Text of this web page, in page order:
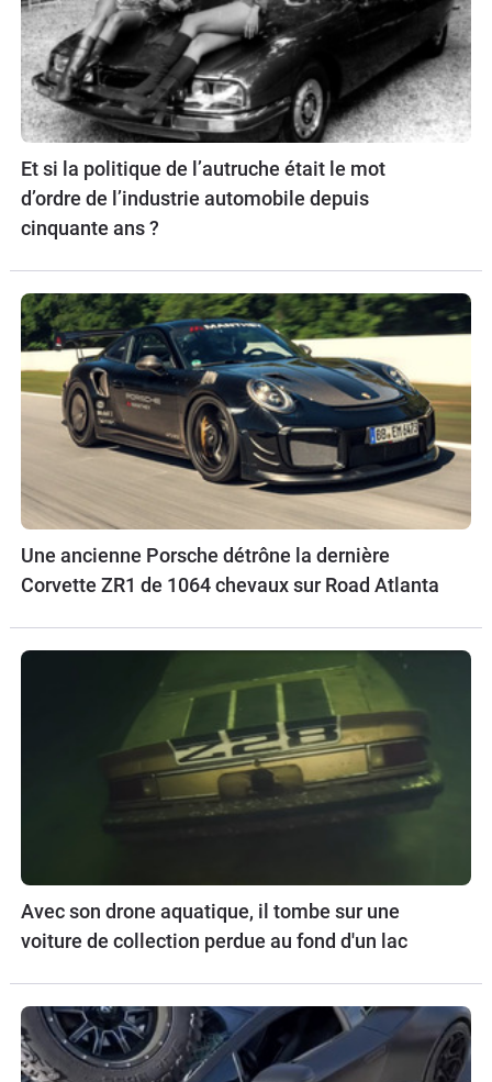
Et si la politique de l’autruche était le mot
d’ordre de l’industrie automobile depuis
cinquante ans ?
Une ancienne Porsche détrône la dernière
Corvette ZR1 de 1064 chevaux sur Road Atlanta
Avec son drone aquatique, il tombe sur une
voiture de collection perdue au fond d'un lac